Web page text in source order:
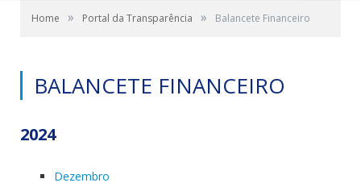
Home » Portal da Transparência » Balancete Financeiro
BALANCETE FINANCEIRO
2024
Dezembro